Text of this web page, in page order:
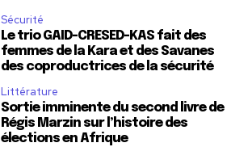
Sécurité
Le trio GAID-CRESED-KAS fait des
femmes de la Kara et des Savanes
des coproductrices de la sécurité
Littérature
Sortie imminente du second livre de
Régis Marzin sur l’histoire des
élections en Afrique